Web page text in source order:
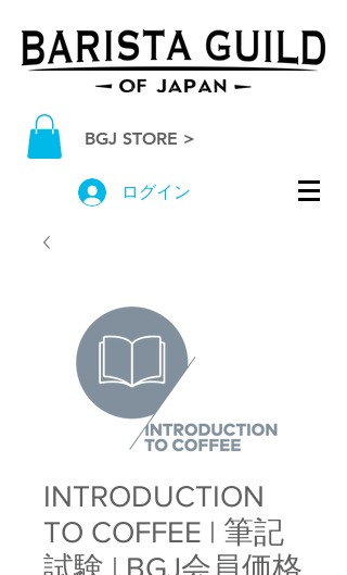
BGJ STORE >
ログイン
INTRODUCTION
TO COFFEE | 筆記
試験 | BGJ会員価格